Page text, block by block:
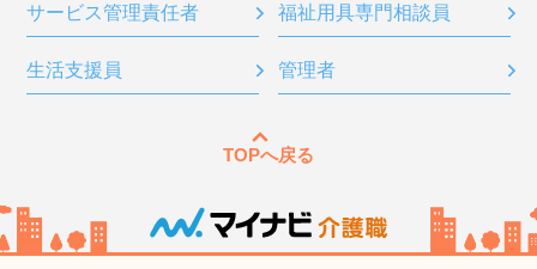
サービス管理責任者 福祉用具専門相談員
生活支援員 管理者
TOPへ戻る